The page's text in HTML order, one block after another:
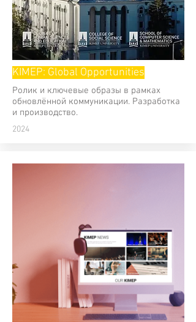
KIMEP: Global Opportunities
Ролик и ключевые образы в рамках
обновлённой коммуникации. Разработка
и производство.
2024